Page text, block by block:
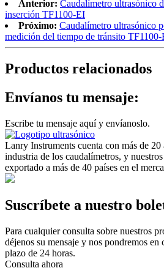
Anterior: Caudalímetro ultrasónico
inserción TF1100-EI
Próximo: Caudalímetro ultrasónico
medición del tiempo de tránsito TF1100-
Productos relacionados
Envíanos tu mensaje:
Escribe tu mensaje aquí y envíanoslo.
Lanry Instruments cuenta con más de 20
industria de los caudalímetros, y
exportado a más de 40 países en el
Suscríbete a nuestro
Para cualquier consulta sobre nuestros
déjenos su mensaje y nos pondremos en
plazo de 24 horas.
Consulta ahora